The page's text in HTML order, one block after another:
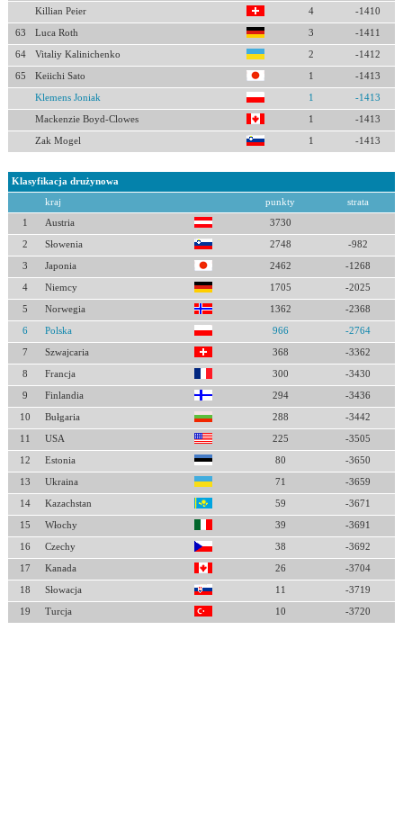
Killian Peier 4 -1410
63 Luca Roth 3 -1411
64 Vitaliy Kalinichenko 2 -1412
65 Keiichi Sato 1 -1413
Klemens Joniak 1 -1413
Mackenzie Boyd-Clowes 1 -1413
Zak Mogel 1 -1413
Klasyfikacja drużynowa
kraj punkty strata
1 Austria 3730
2 Słowenia 2748 -982
3 Japonia 2462 -1268
4 Niemcy 1705 -2025
5 Norwegia 1362 -2368
6 Polska 966 -2764
7 Szwajcaria 368 -3362
8 Francja 300 -3430
9 Finlandia 294 -3436
10 Bułgaria 288 -3442
11 USA 225 -3505
12 Estonia 80 -3650
13 Ukraina 71 -3659
14 Kazachstan 59 -3671
15 Włochy 39 -3691
16 Czechy 38 -3692
17 Kanada 26 -3704
18 Słowacja 11 -3719
19 Turcja 10 -3720